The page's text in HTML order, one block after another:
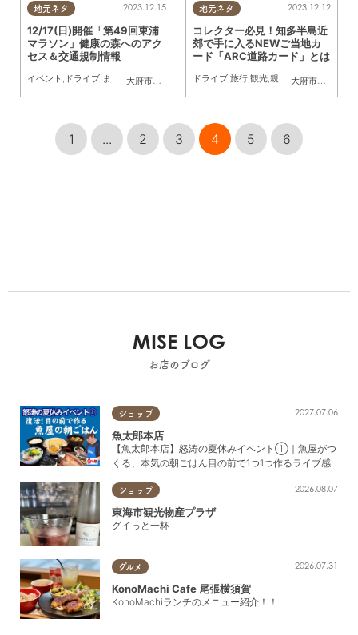
地元ネタ
大府市
, 東浦町
2023.12.15
12/17(日)開催「第49回東浦
マラソン」健康の森へのアク
セス＆交通規制情報
イベント , ドライブ, まちネタ ,マラソン
地元ネタ
大府市阿久比町
2023.12.12
コレクター必見！知多半島近
郊で手に入るNEWご当地カ
ード「ARC道路カード」とは
ドライブ,旅行,観光,親子 トレンド
1 ... 2 3 4 5 6
MISE LOG
お店のブログ
ショップ 2027.07.06
魚太郎本店
【魚太郎本店】怒涛の夏休みイベント①｜魚屋がつ
くる、本気の朝ごはん目の前で1つ1つ作るライブ感
ショップ 2026.08.07
東海市観光物産プラザ
グイっと一杯
グルメ 2026.07.31
KonoMachi Cafe 尾張横須賀
KonoMachiランチのメニュー紹介！！